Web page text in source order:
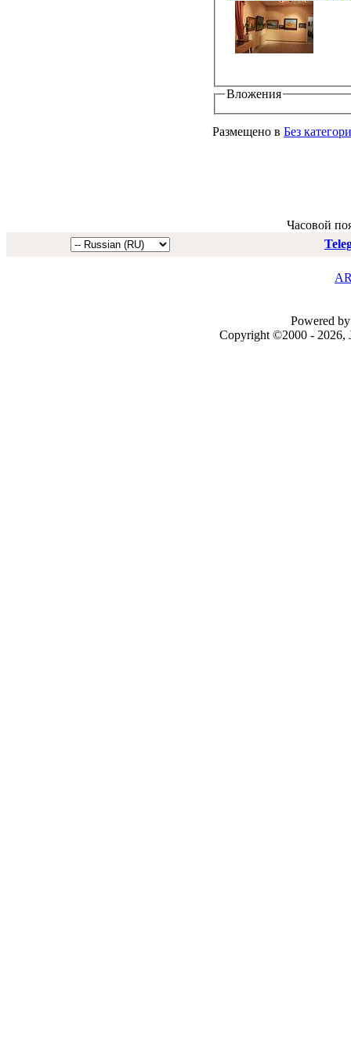
Вложения
Размещено в Без
Часовой
Powered
Copyright ©2000 - 2026,